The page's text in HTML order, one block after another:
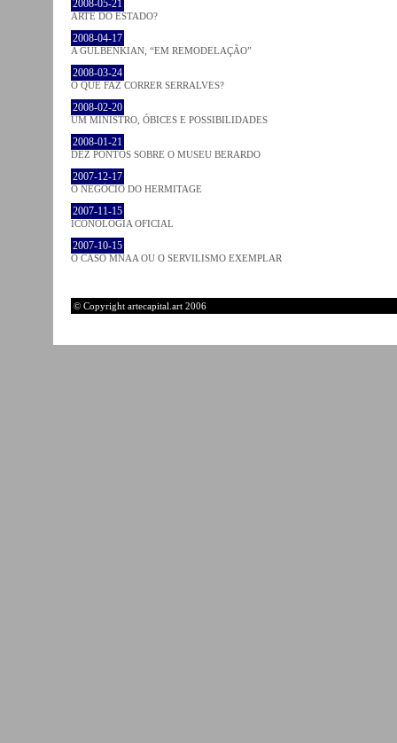
2008-05-21
ARTE DO ESTADO?
2008-04-17
A GULBENKIAN, “EM REMODELAÇÃO”
2008-03-24
O QUE FAZ CORRER SERRALVES?
2008-02-20
UM MINISTRO, ÓBICES E POSSIBILIDADES
2008-01-21
DEZ PONTOS SOBRE O MUSEU BERARDO
2007-12-17
O NEGÓCIO DO HERMITAGE
2007-11-15
ICONOLOGIA OFICIAL
2007-10-15
O CASO MNAA OU O SERVILISMO EXEMPLAR
© Copyright artecapital.art 2006